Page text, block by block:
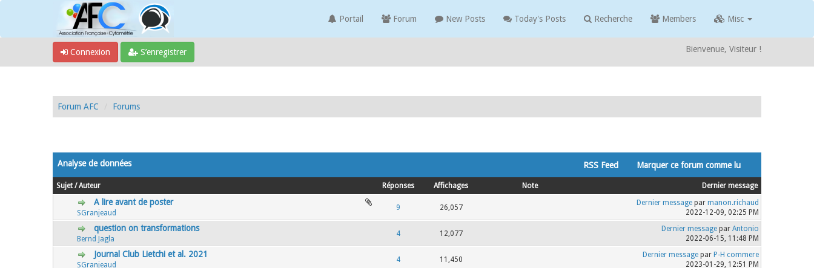
Portail Forum New Posts Today's Posts Recherche Members Misc
Connexion S’enregistrer Bienvenue, Visiteur !
Forum AFC Forums
Analyse de données RSS Feed Marquer ce forum comme lu
Sujet /Auteur Réponses Affichages Note Dernier message
A lire avant de poster
SGranjeaud
9 26,057
0 Votes - 0 sur 5 en moyenne Dernier messagepar manon.richaud
2022-12-09, 02:25 PM
question on transformations
Bernd Jagla
4 12,077
0 Votes - 0 sur 5 en moyenne Dernier messagepar Antonio
2022-06-15, 11:48 PM
Journal Club Lietchi et al. 2021
SGranjeaud
4 11,450
0 Votes - 0 sur 5 en moyenne
1 Dernier messagepar P-H commere
2023-01-29, 12:51 PM